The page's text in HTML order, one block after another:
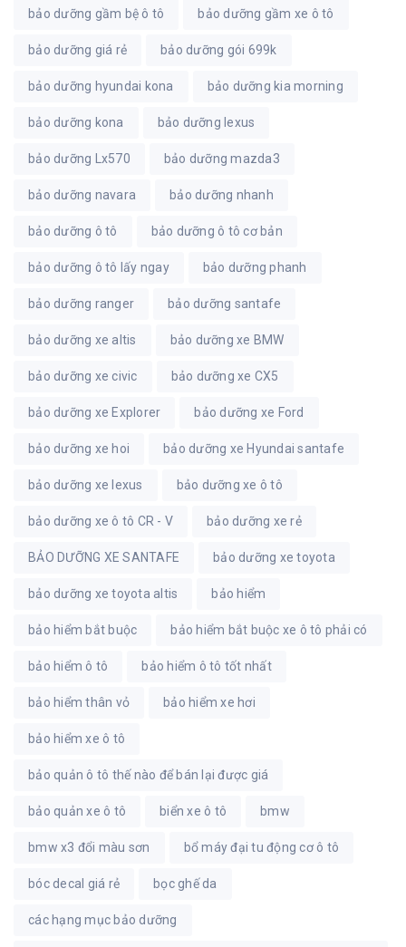
bảo dưỡng gầm bệ ô tô bảo dưỡng gầm xe ô tô
bảo dưỡng giá rẻ bảo dưỡng gói 699k
bảo dưỡng hyundai kona bảo dưỡng kia morning
bảo dưỡng kona bảo dưỡng lexus
bảo dưỡng Lx570 bảo dưỡng mazda3
bảo dưỡng navara bảo dưỡng nhanh
bảo dưỡng ô tô bảo dưỡng ô tô cơ bản
bảo dưỡng ô tô lấy ngay bảo dưỡng phanh
bảo dưỡng ranger bảo dưỡng santafe
bảo dưỡng xe altis bảo dưỡng xe BMW
bảo dưỡng xe civic bảo dưỡng xe CX5
bảo dưỡng xe Explorer bảo dưỡng xe Ford
bảo dưỡng xe hoi bảo dưỡng xe Hyundai santafe
bảo dưỡng xe lexus bảo dưỡng xe ô tô
bảo dưỡng xe ô tô CR - V bảo dưỡng xe rẻ
BẢO DƯỠNG XE SANTAFE bảo dưỡng xe toyota
bảo dưỡng xe toyota altis bảo hiểm
bảo hiểm bắt buộc bảo hiểm bắt buộc xe ô tô phải có
bảo hiểm ô tô bảo hiểm ô tô tốt nhất
bảo hiểm thân vỏ bảo hiểm xe hơi
bảo hiểm xe ô tô
bảo quản ô tô thế nào để bán lại được giá
bảo quản xe ô tô biển xe ô tô bmw
bmw x3 đổi màu sơn bổ máy đại tu động cơ ô tô
bóc decal giá rẻ bọc ghế da
các hạng mục bảo dưỡng